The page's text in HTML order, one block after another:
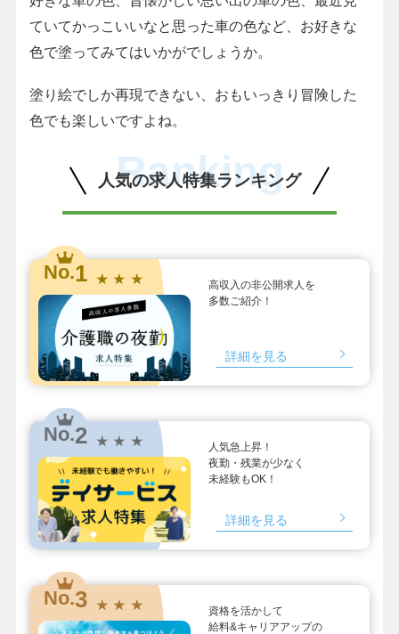
ていてかっこいいなと思った車の色など、お好きな
色で塗ってみてはいかがでしょうか。
塗り絵でしか再現できない、おもいっきり冒険した
色でも楽しいですよね。
人気の求人特集ランキング
Ranking
No.1 ★ ★ ★
高収入の非公開求人を
多数ご紹介！
詳細を見る
No.2 ★ ★ ★
人気急上昇！
夜勤・残業が少なく
未経験もOK！
詳細を見る
No.3 ★ ★ ★
資格を活かして
給料&キャリアアップの